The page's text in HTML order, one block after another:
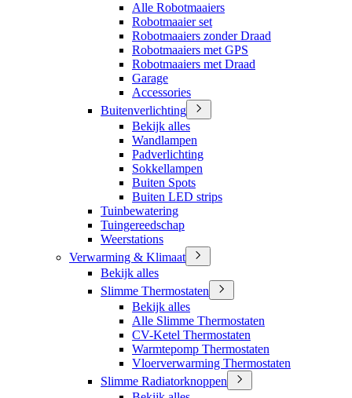
Alle Robotmaaiers
Robotmaaier set
Robotmaaiers zonder Draad
Robotmaaiers met GPS
Robotmaaiers met Draad
Garage
Accessories
Buitenverlichting
Bekijk alles
Wandlampen
Padverlichting
Sokkellampen
Buiten Spots
Buiten LED strips
Tuinbewatering
Tuingereedschap
Weerstations
Verwarming & Klimaat
Bekijk alles
Slimme Thermostaten
Bekijk alles
Alle Slimme Thermostaten
CV-Ketel Thermostaten
Warmtepomp Thermostaten
Vloerverwarming Thermostaten
Slimme Radiatorknoppen